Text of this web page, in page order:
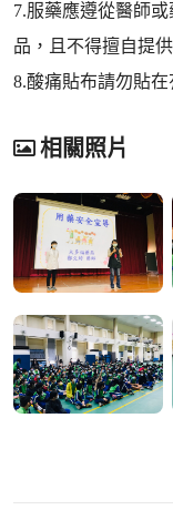
7.服藥應遵從醫師
品，且不得擅自提
8.酸痛貼布請勿貼
相關照片